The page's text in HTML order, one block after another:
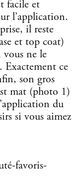
facile et
l’application.
il reste
et top coat)
vous ne le
Exactement ce
son gros
mat (photo 1)
du
si vous aimez